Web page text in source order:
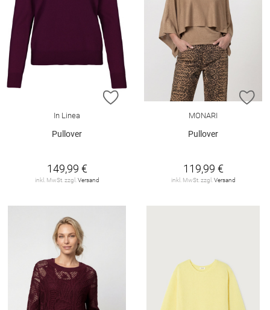
ZUR WUNSCHLISTE HINZUFÜGEN
In Linea
Pullover
149,99 €
inkl. MwSt. zzgl.Versand
MONARI
Pullover
119,99 €
inkl. MwSt. zzgl.Versand